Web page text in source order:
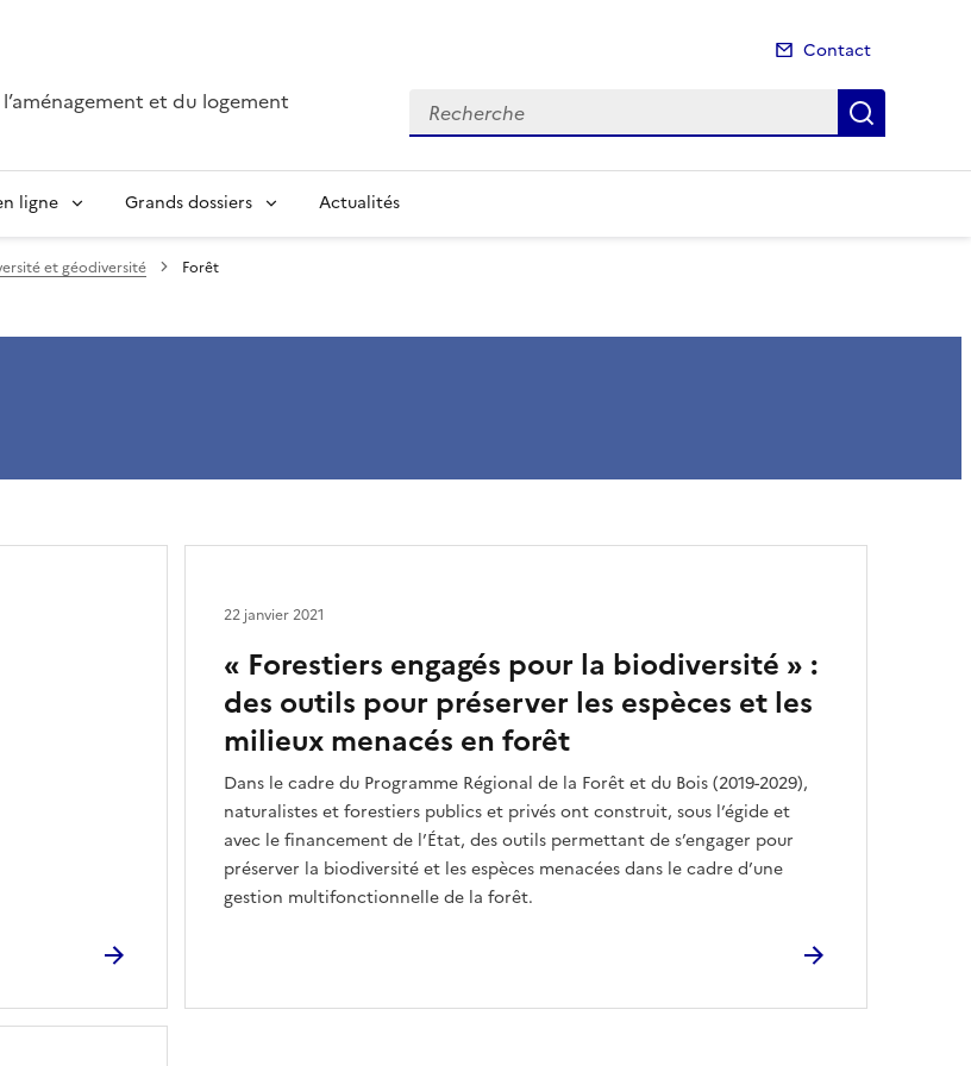
et du logement
Contact
Recherche
ligne Grands dossiers Actualités
et géodiversité Forêt
« Forestiers engagés pour la biodiversité » :
des outils pour préserver les espèces et les
milieux menacés en forêt
Dans le cadre du Programme Régional de la Forêt et du Bois (2019-2029),
naturalistes et forestiers publics et privés ont construit, sous l’égide et
avec le financement de l’État, des outils permettant de s’engager pour
préserver la biodiversité et les espèces menacées dans le cadre d’une
gestion multifonctionnelle de la forêt.
22 janvier 2021